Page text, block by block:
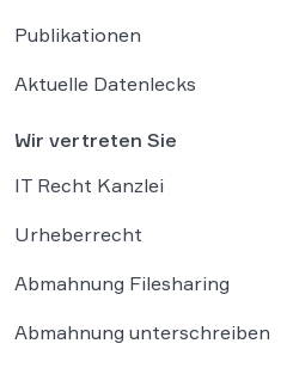
Publikationen
Aktuelle Datenlecks
Wir vertreten Sie
IT Recht Kanzlei
Urheberrecht
Abmahnung Filesharing
Abmahnung unterschreiben